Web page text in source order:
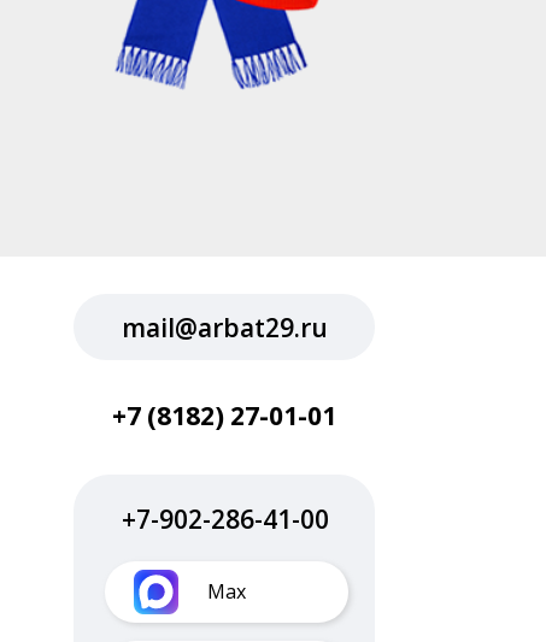
mail@arbat29.ru
+7 (8182) 27-01-01
Max
+7-902-286-41-00